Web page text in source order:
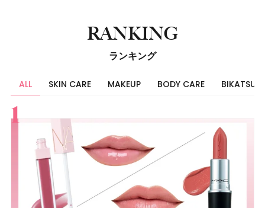
RANKING
ランキング
ALL SKIN CARE MAKEUP BODY CARE BIKATSU
すべて
スキンケア
メイク
ボディケア
美活
ヘア
ライフスタイル
ビューティーズ